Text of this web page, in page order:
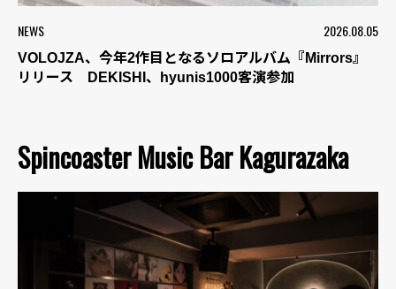
NEWS 2026.08.05
VOLOJZA、今年2作目となるソロアルバム『Mirrors』
リリース DEKISHI、hyunis1000客演参加
Spincoaster Music Bar Kagurazaka